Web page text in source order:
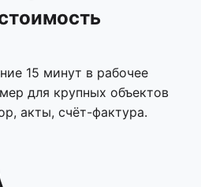
15 минут в рабочее
для крупных объектов
акты, счёт-фактура.